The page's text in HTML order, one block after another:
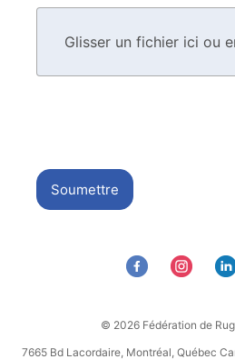
Glisser un fichier ici ou
Soumettre
© 2026 Fédération de
7665 Bd Lacordaire, Montréal, Québec